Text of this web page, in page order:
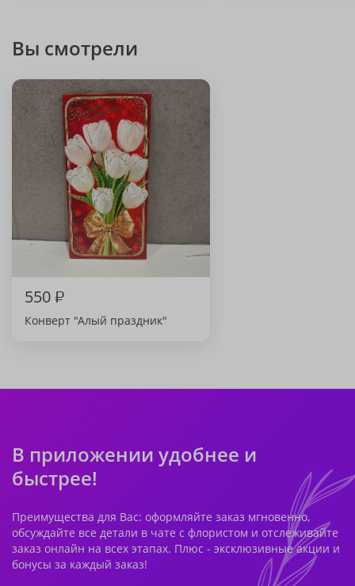
Вы смотрели
550₽
Конверт "Алый праздник"
В приложении удобнее и
быстрее!
Преимущества для Вас: оформляйте заказ мгновенно,
обсуждайте все детали в чате с флористом и отслеживайте
заказ онлайн на всех этапах. Плюс - эксклюзивные акции и
бонусы за каждый заказ!